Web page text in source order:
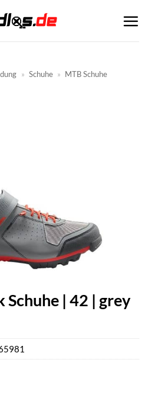
» Schuhe » MTB Schuhe
Schuhe | 42 | grey